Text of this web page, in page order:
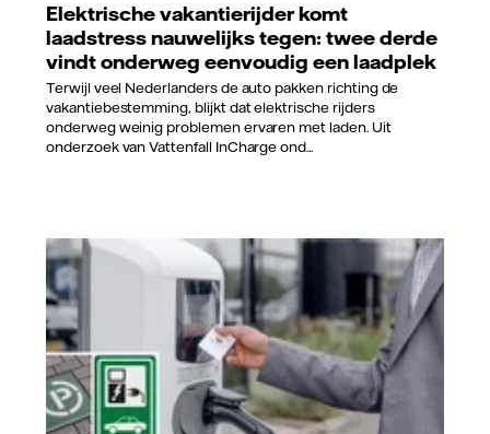
Elektrische vakantierijder komt
laadstress nauwelijks tegen: twee derde
vindt onderweg eenvoudig een laadplek
Terwijl veel Nederlanders de auto pakken richting de
vakantiebestemming, blijkt dat elektrische rijders
onderweg weinig problemen ervaren met laden. Uit
onderzoek van Vattenfall InCharge ond...
Vattenfall/Jorrit Lousberg